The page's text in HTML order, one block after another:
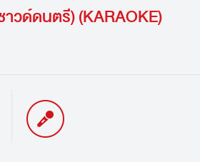
ด์ดนตรี) (KARAOKE)